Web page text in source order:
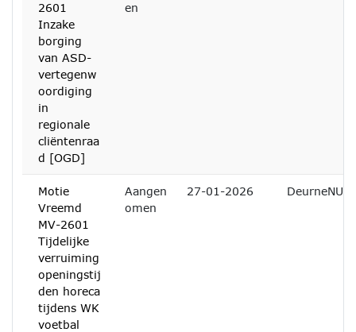
2601
Inzake
borging
van ASD-
vertegenw
oordiging
in
regionale
cliëntenraa
d [OGD]
en
Motie
Vreemd
MV-2601
Tijdelijke
verruiming
openingstij
den horeca
tijdens WK
voetbal
Aangen
omen
27-01-2026 DeurneNU